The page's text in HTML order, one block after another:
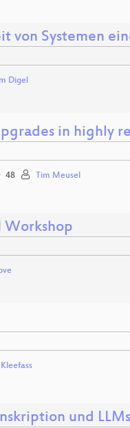
von Systemen
Digel
in highly
48 Tim Meusel
Workshop
und